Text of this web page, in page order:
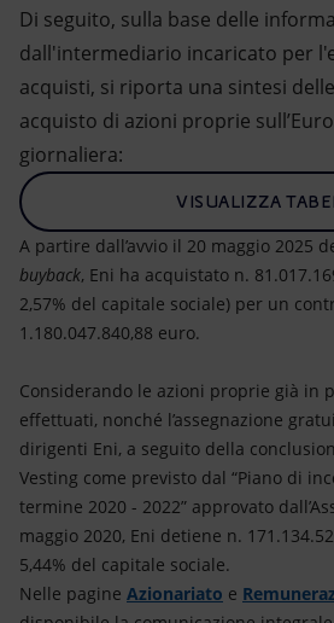
Di seguito, sulla base delle
dall'intermediario incaricato per
acquisti, si riporta una sintesi
acquisto di azioni proprie
giornaliera:
VISUALIZZA
A partire dall’avvio il 20 maggio 2025
buyback, Eni ha acquistato n.
2,57% del capitale sociale) per un
1.180.047.840,88 euro.
Considerando le azioni proprie già in
effettuati, nonché l’assegnazione
dirigenti Eni, a seguito della
Vesting come previsto dal “Piano di
termine 2020 - 2022” approvato
maggio 2020, Eni detiene n.
5,44% del capitale sociale.
Nelle pagine Azionariato e